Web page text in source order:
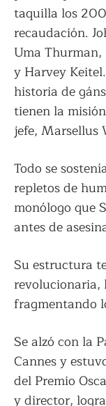
taquilla los
recaudación.
Uma
y Harvey
historia de
tienen la
jefe, Marsellus
Todo se
repletos de
monólogo que
antes de
Su estructura
fragmentando
Se alzó con la
Cannes y
del Premio
y director,